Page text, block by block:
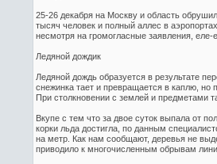
25-26 декабря на Москву и область
тысяч человек и полный аллес в
несмотря на громогласные заявления, еле-
Ледяной дождик
Ледяной дождь образуется в результате
снежинка тает и превращается в каплю, но
При столкновении с землей и предметами
Вкупе с тем что за двое суток выпала от
корки льда достигла, по данным
на метр. Как нам сообщают, деревья не
приводило к многочисленным обрывам